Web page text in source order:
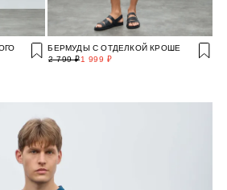
БЕРМУДЫ С ОТДЕЛКОЙ КРОШЕ
1 999 ₽
2 799 ₽